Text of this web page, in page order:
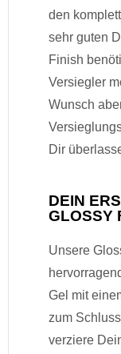
den
sehr guten
Finish
Versiegler
Wunsch
Dir
DEIN
GLOSSY
Unsere
Gel mit
zum
verziere